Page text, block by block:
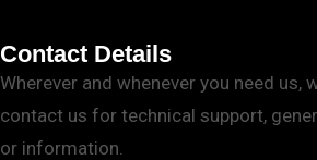
Contact Details
Wherever and whenever you need us,
contact us for technical support,
or information.